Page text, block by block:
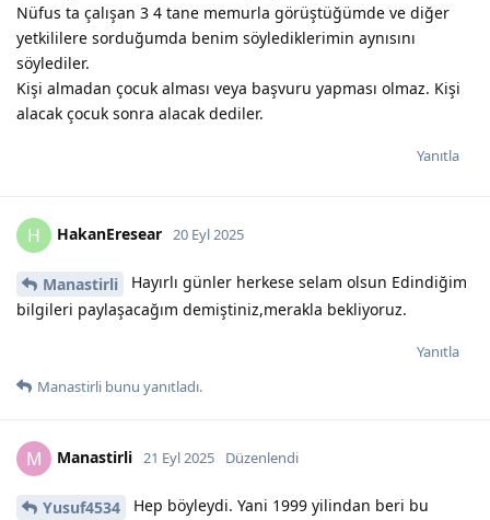
Nüfus ta çalışan 3 4 tane memurla görüştüğümde ve diğer
yetkililere sorduğumda benim söylediklerimin aynısını
söylediler.
Kişi almadan çocuk alması veya başvuru yapması olmaz. Kişi
alacak çocuk sonra alacak dediler.
Yanıtla
H HakanEresear 20 Eyl 2025
Manastirli
Hayırlı günler herkese selam olsun Edindiğim
bilgileri paylaşacağım demiştiniz,merakla bekliyoruz.
Yanıtla
Manastirli bunu yanıtladı.
M Manastirli 21 Eyl 2025 Düzenlendi
Yusuf4534 Hep böyleydi. Yani 1999 yilindan beri bu